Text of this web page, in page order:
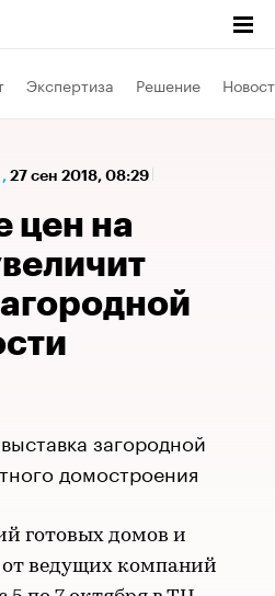
Экспертиза Решение
, 27 сен 2018, 08:29
цен на
загородной
домостроения
готовых домов и
от ведущих компаний